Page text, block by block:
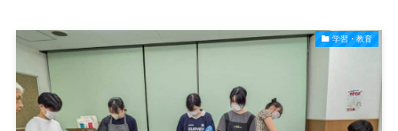
学習・教育